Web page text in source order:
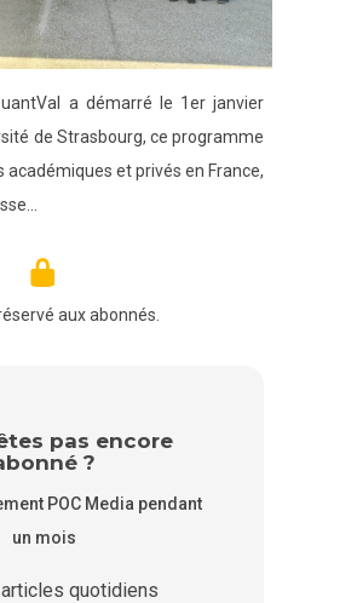
a démarré le 1er janvier
de Strasbourg, ce programme
académiques et privés en France,
aux abonnés.
pas encore
?
POC Media pendant
un mois
quotidiens